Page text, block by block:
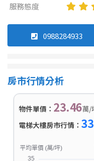
服務態度
0988284933
房市行情分析
物件單價： 23.46萬/
電梯大樓房市行情：